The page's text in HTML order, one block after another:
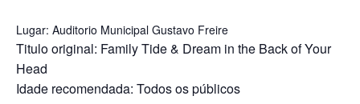
Lugar: Auditorio Municipal Gustavo Freire
Titulo original: Family Tide & Dream in the Back of Your
Head
Idade recomendada: Todos os públicos